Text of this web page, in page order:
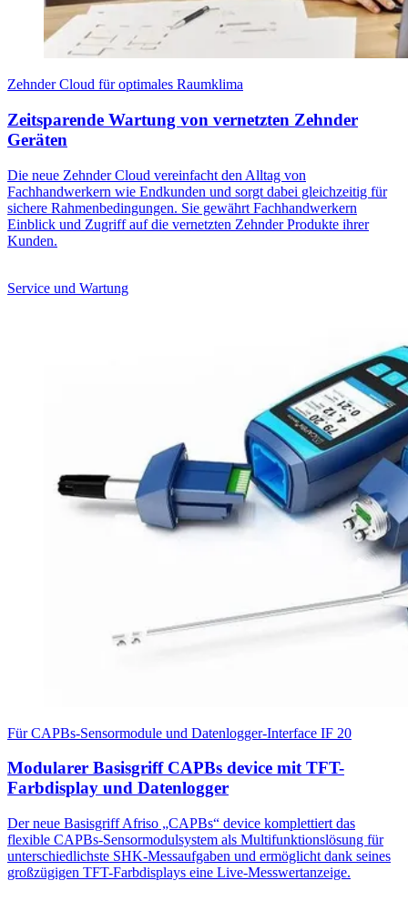
Zehnder Cloud für optimales Raumklima
Zeitsparende Wartung von vernetzten Zehnder
Geräten
Die neue Zehnder Cloud vereinfacht den Alltag von
Fachhandwerkern wie Endkunden und sorgt dabei gleichzeitig für
sichere Rahmenbedingungen. Sie gewährt Fachhandwerkern
Einblick und Zugriff auf die vernetzten Zehnder Produkte ihrer
Kunden.
Service und Wartung
Für CAPBs-Sensormodule und Datenlogger-Interface IF 20
Modularer Basisgriff CAPBs device mit TFT-
Farbdisplay und Datenlogger
Der neue Basisgriff Afriso „CAPBs“ device komplettiert das
flexible CAPBs-Sensormodulsystem als Multifunktionslösung für
unterschiedlichste SHK-Messaufgaben und ermöglicht dank seines
großzügigen TFT-Farbdisplays eine Live-Messwertanzeige.